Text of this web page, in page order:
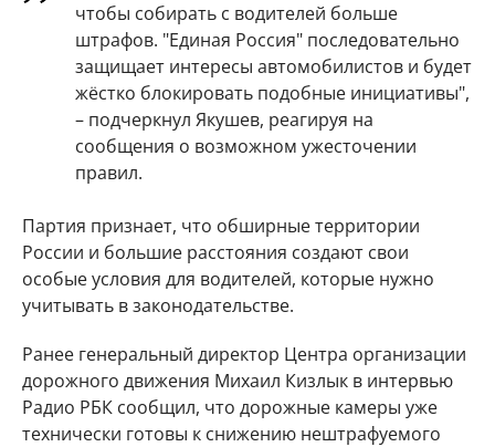
чтобы собирать с водителей больше
штрафов. "Единая Россия" последовательно
защищает интересы автомобилистов и будет
жёстко блокировать подобные инициативы",
– подчеркнул Якушев, реагируя на
сообщения о возможном ужесточении
правил.
Партия признает, что обширные территории
России и большие расстояния создают свои
особые условия для водителей, которые нужно
учитывать в законодательстве.
Ранее генеральный директор Центра организации
дорожного движения Михаил Кизлык в интервью
Радио РБК сообщил, что дорожные камеры уже
технически готовы к снижению нештрафуемого